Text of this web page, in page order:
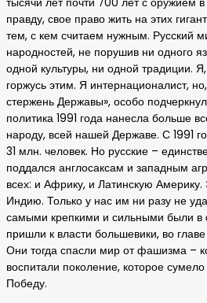
тысячи лет почти 700 лет с оружием
правду, свое право жить на этих
тем, с кем считаем нужным. Русский
народностей, не порушив ни одного
одной культуры, ни одной традиции. Я,
горжусь этим. Я интернационалист,
стержень Державы», особо
политика 1991 года нанесла больше
народу, всей нашей Державе. С 1991
31 млн. человек. Но русские –
поддался англосаксам и западным
всех: и Африку, и Латинскую Америку.
Индию. Только у нас им ни разу не
самыми крепкими и сильными были
пришли к власти большевики, во
Они тогда спасли мир от фашизма –
воспитали поколение, которое
Победу.